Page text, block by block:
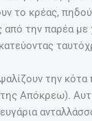
το κρέας,
από την παρέα με
την
Απόκρεω).